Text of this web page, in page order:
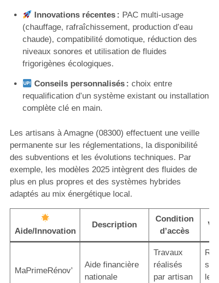
Innovations récentes : PAC multi-usage
(chauffage, rafraîchissement, production d’eau
chaude), compatibilité domotique, réduction des
niveaux sonores et utilisation de fluides
frigorigènes écologiques.
Conseils personnalisés : choix entre
requalification d’un système existant ou installation
complète clé en main.
Les artisans à Amagne (08300) effectuent une veille
permanente sur les réglementations, la disponibilité
des subventions et les évolutions techniques. Par
exemple, les modèles 2025 intègrent des fluides de
plus en plus propres et des systèmes hybrides
adaptés au mix énergétique local.
Aide/Innovation
Description
Condition
d’accès
MaPrimeRénov’
Aide financière
nationale
Travaux
réalisés
par artisan
le